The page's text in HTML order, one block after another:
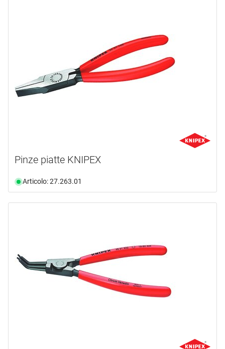
Pinze piatte KNIPEX
Articolo: 27.263.01